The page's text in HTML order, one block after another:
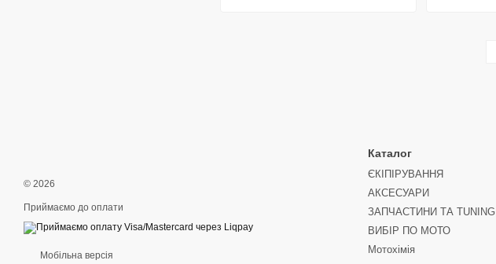
© 2026
Приймаємо до оплати
Мобільна версія
Каталог
ЄКІПІРУВАННЯ
АКСЕСУАРИ
ЗАПЧАСТИНИ ТА ТUNING
ВИБІР ПО МОТО
Мотохімія